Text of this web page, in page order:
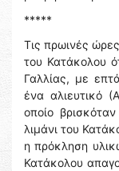
*****
Τις πρωινές
του Κατάκολου
Γαλλίας, με
ένα αλιευτικό
οποίο
λιμάνι του
η πρόκληση
Κατάκολου